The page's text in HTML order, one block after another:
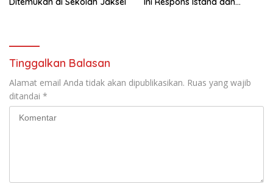
Tinggalkan Balasan
Alamat email Anda tidak akan dipublikasikan. Ruas yang wajib
ditandai *